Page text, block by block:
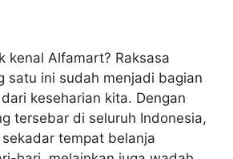
kenal Alfamart? Raksasa
satu ini sudah menjadi bagian
keseharian kita. Dengan
tersebar di seluruh Indonesia,
tempat belanja